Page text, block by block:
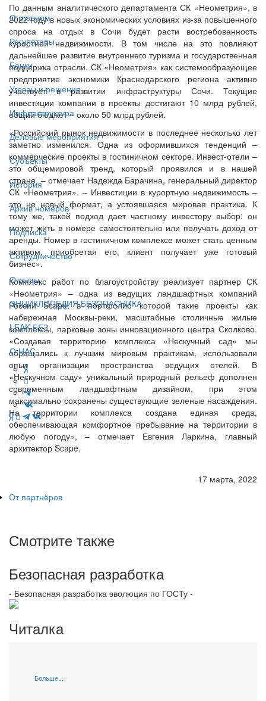
О главном
Регуляторы
Банки
Угрозы и решения
Инфраструктура
Деловые мероприятия
Субъекты
История
Архив номеров
Подписка
Сотрудничество
Отзывы
ЭНЦИКЛОПЕДИЯ БЕЗОПАСНИКА
LEAK-БЕЗ
О НАС
По данным аналитического департамента СК «Неометрия», в
2022 году в новых экономических условиях из-за повышенного
спроса на отдых в Сочи будет расти востребованность
курортной недвижимости. В том числе на это повлияют
дальнейшее развитие внутреннего туризма и государственная
поддержка отрасли. СК «Неометрия» как системообразующее
предприятие экономики Краснодарского региона активно
участвует в развитии инфраструктуры Сочи. Текущие
инвестиции компании в проекты достигают 10 млрд рублей,
общий бюджет – около 50 млрд рублей.
«Российский рынок недвижимости в последнее несколько лет
заметно изменился. Одна из оформившихся тенденций –
коммерческие проекты в гостиничном секторе. Инвест-отели –
это общемировой тренд, который проявился и в нашей
стране, – отмечает Надежда Барачина, генеральный директор
СК «Неометрия». – Инвестиции в курортную недвижимость –
это не новый формат, а устоявшаяся мировая практика. К
тому же, такой подход дает частному инвестору выбор: он
может жить в номере самостоятельно или получать доход от
аренды. Номер в гостиничном комплексе может стать ценным
активом, приобретая его, клиент получает уже готовый
бизнес».
Комплекс работ по благоустройству реализует партнер СК
«Неометрия» – одна из ведущих ландшафтных компаний
России Scape, в портфолио которой такие проекты как
набережная Москвы-реки, масштабные столичные жилые
комплексы, парковые зоны инновационного центра Сколково.
«Создавая территорию комплекса «Нескучный сад» мы
обращались к лучшим мировым практикам, использовали
опыт организации пространства ведущих отелей. В
«Нескучном саду» уникальный природный рельеф дополнен
современным ландшафтным дизайном, при этом
максимально сохранены существующие зеленые насаждения.
На территории комплекса создана единая среда,
обеспечивающая комфортное пребывание на территории в
любую погоду», – отмечает Евгения Ларкина, главный
архитектор Scape.
17 марта, 2022
От партнёров
Смотрите также
Безопасная разработка
- Безопасная разработка эволюция по ГОСТу -
Читалка
Больше...